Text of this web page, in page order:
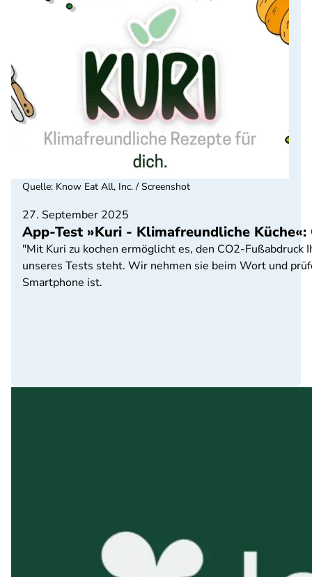
27. September 2025
App-Test »Kuri - Klimafreundliche Küche«:
"Mit Kuri zu kochen ermöglicht es, den CO2-
unseres Tests steht. Wir nehmen sie beim Wort und
Smartphone ist.
Quelle: Know Eat All, Inc. / Screenshot